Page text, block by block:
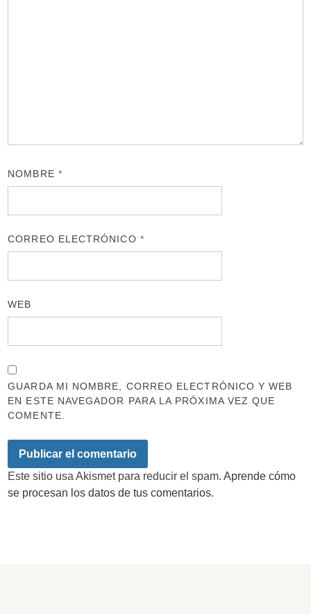
NOMBRE *
CORREO ELECTRÓNICO *
WEB
GUARDA MI NOMBRE, CORREO ELECTRÓNICO Y WEB
EN ESTE NAVEGADOR PARA LA PRÓXIMA VEZ QUE
COMENTE.
Este sitio usa Akismet para reducir el spam.Aprende cómo
se procesan los datos de tus comentarios.